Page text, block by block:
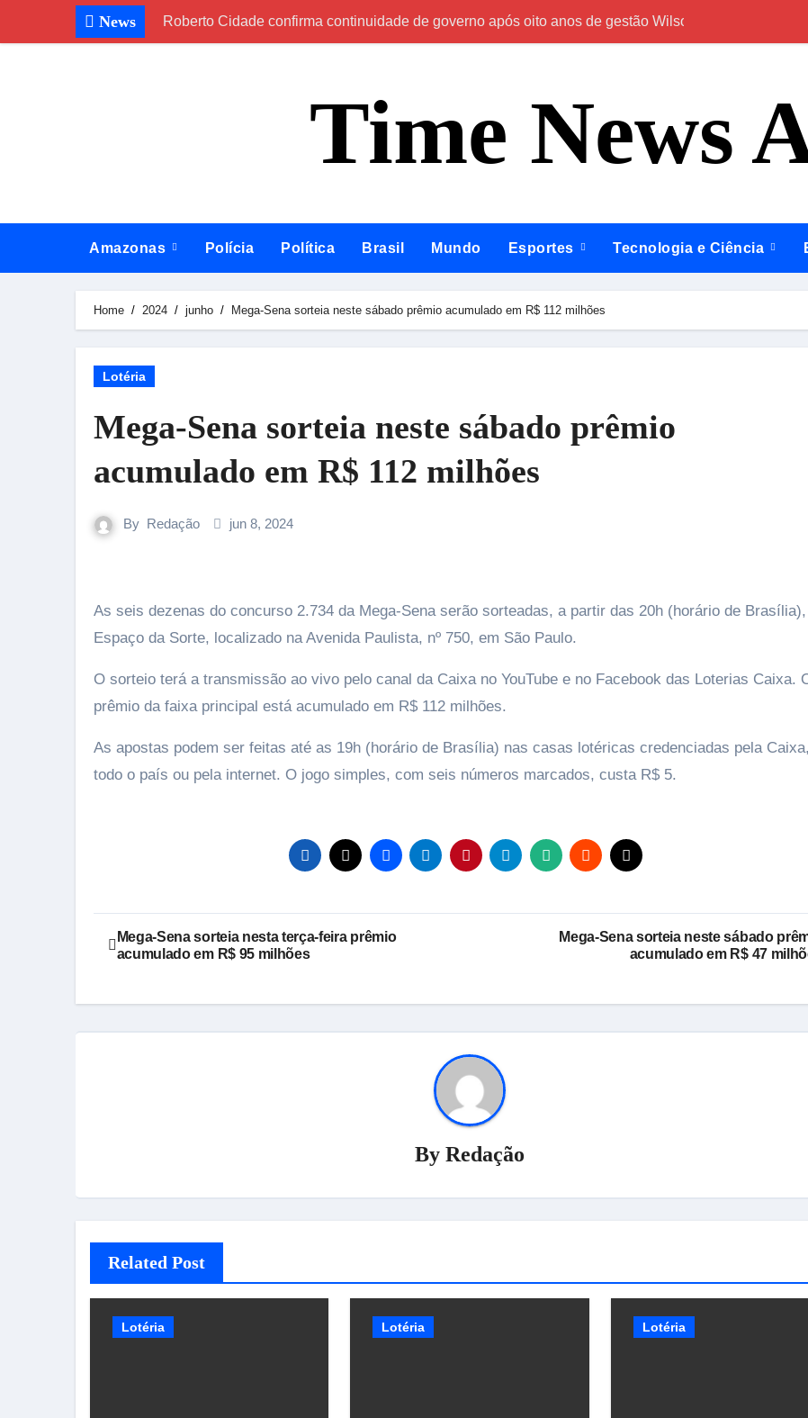
News Roberto Cidade confirma continuidade de governo após oito anos de gestão Wilson Lima
Em
Time News
Amazonas Polícia Política Brasil Mundo Esportes Tecnologia e Ciência
Home 2024 junho Mega-Sena sorteia neste sábado prêmio acumulado em R$ 112 milhões
Lotéria
Mega-Sena sorteia neste sábado prêmio
acumulado em R$ 112 milhões
By Redação jun 8, 2024
As seis dezenas do concurso 2.734 da Mega-Sena serão sorteadas, a partir das 20h (horário de Brasília), no
Espaço da Sorte, localizado na Avenida Paulista, nº 750, em São Paulo.
O sorteio terá a transmissão ao vivo pelo canal da Caixa no YouTube e no Facebook das Loterias Caixa.
prêmio da faixa principal está acumulado em R$ 112 milhões.
As apostas podem ser feitas até as 19h (horário de Brasília) nas casas lotéricas credenciadas pela
todo o país ou pela internet. O jogo simples, com seis números marcados, custa R$ 5.
Navegação
de
Post
Mega-Sena sorteia nesta terça-feira prêmio
acumulado em R$ 95 milhões
Mega-Sena sorteia neste sábado
acumulado em R$ 47
By Redação
Related Post
Lotéria Lotéria Lotéria